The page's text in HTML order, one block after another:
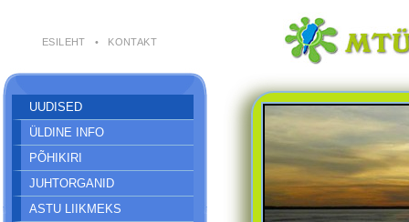
ESILEHT • KONTAKT
UUDISED
ÜLDINE INFO
PÕHIKIRI
JUHTORGANID
ASTU LIIKMEKS